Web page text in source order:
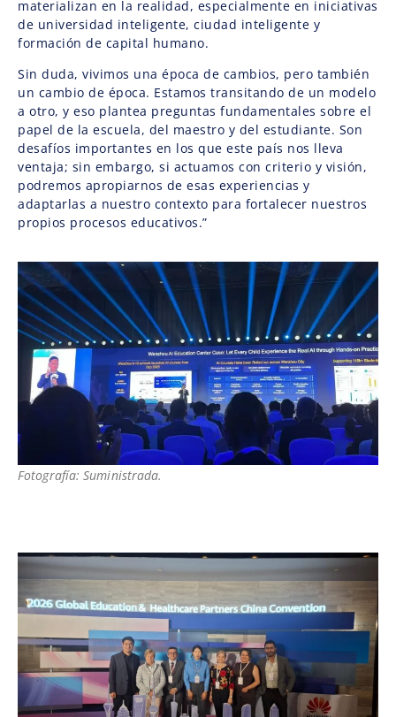
materializan en la realidad, especialmente en iniciativas
de universidad inteligente, ciudad inteligente y
formación de capital humano.
Sin duda, vivimos una época de cambios, pero también
un cambio de época. Estamos transitando de un modelo
a otro, y eso plantea preguntas fundamentales sobre el
papel de la escuela, del maestro y del estudiante. Son
desafíos importantes en los que este país nos lleva
ventaja; sin embargo, si actuamos con criterio y visión,
podremos apropiarnos de esas experiencias y
adaptarlas a nuestro contexto para fortalecer nuestros
propios procesos educativos.”
Fotografía: Suministrada.